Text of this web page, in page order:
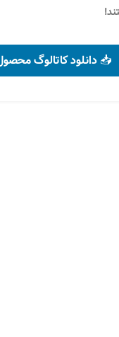
انتخاب گزینه ها
📥 دانلود کاتالوگ